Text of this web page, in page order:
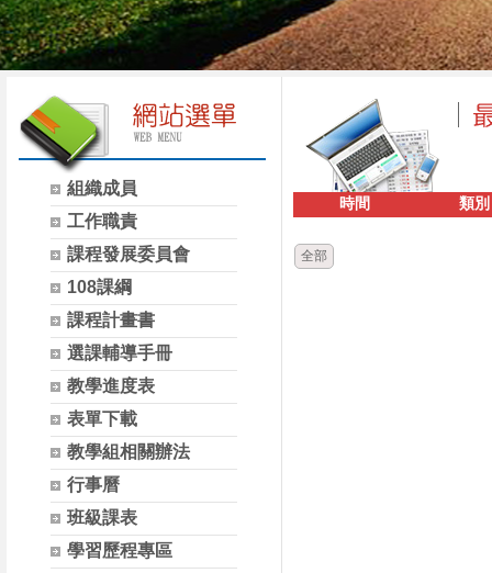
組織成員
工作職責
課程發展委員會
108課綱
課程計畫書
選課輔導手冊
教學進度表
表單下載
教學組相關辦法
行事曆
班級課表
學習歷程專區
時間 類別
全部